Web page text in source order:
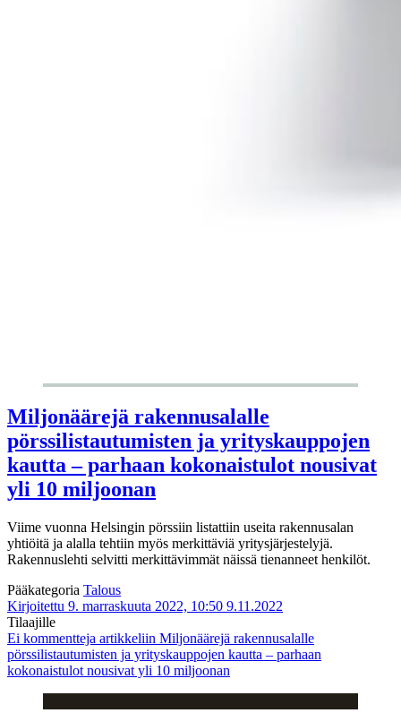
Miljonäärejä rakennusalalle
pörssilistautumisten ja yrityskauppojen
kautta – parhaan kokonaistulot nousivat
yli 10 miljoonan
Viime vuonna Helsingin pörssiin listattiin useita rakennusalan
yhtiöitä ja alalla tehtiin myös merkittäviä yritysjärjestelyjä.
Rakennuslehti selvitti merkittävimmät näissä tienanneet henkilöt.
Pääkategoria Talous
Kirjoitettu 9. marraskuuta 2022, 10:50 9.11.2022
Tilaajille
Ei kommentteja artikkeliin Miljonäärejä rakennusalalle
pörssilistautumisten ja yrityskauppojen kautta – parhaan
kokonaistulot nousivat yli 10 miljoonan